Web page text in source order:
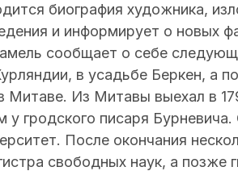
биография художника,
и информирует о новых
сообщает о себе
в усадьбе Беркен, а
Митаве. Из Митавы выехал в
у гродского писаря
После окончания
свободных наук, а позже